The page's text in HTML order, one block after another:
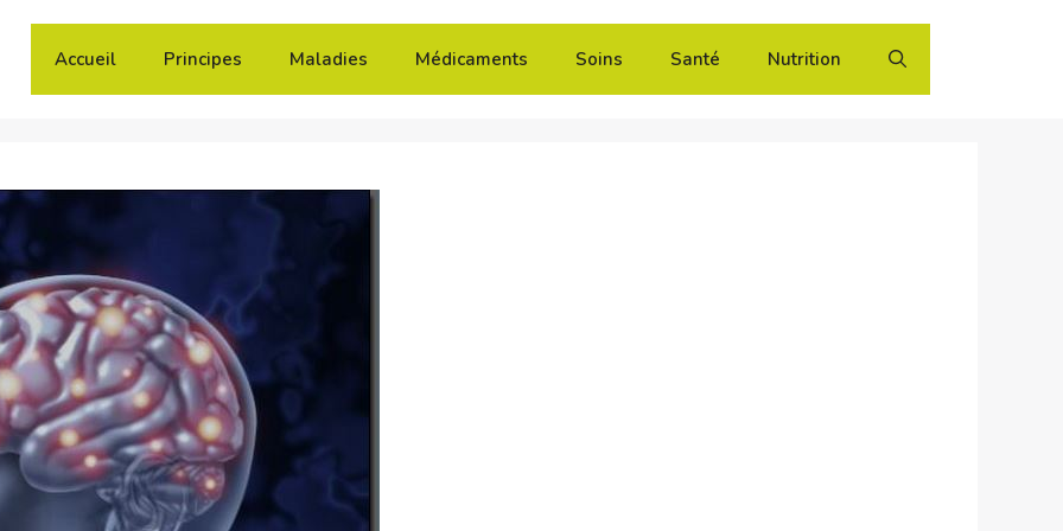
Accueil Principes Maladies Médicaments Soins Santé Nutrition